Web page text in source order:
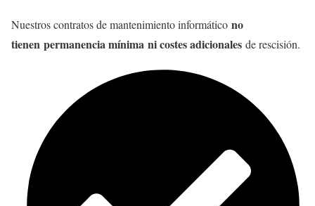
Nuestros contratos de mantenimiento informático no
tienen permanencia mínima ni costes adicionales de rescisión.